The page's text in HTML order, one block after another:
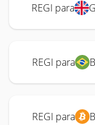
REGI para
REGI para
REGI para